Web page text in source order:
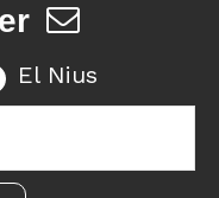
El Nius